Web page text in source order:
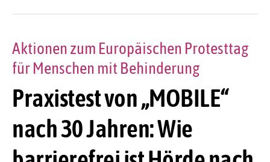
Praxistest von „MOBILE“
nach 30 Jahren: Wie
Aktionen zum Europäischen Protesttag
für Menschen mit Behinderung